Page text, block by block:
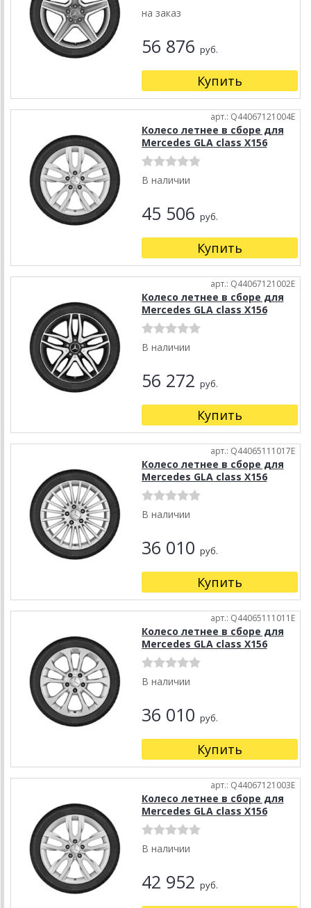
на заказ
56 876 руб.
Купить
арт.: Q44067121004E
Колесо летнее в сборе для
Mercedes GLA class X156
В наличии
45 506 руб.
Купить
арт.: Q44067121002E
Колесо летнее в сборе для
Mercedes GLA class X156
В наличии
56 272 руб.
Купить
арт.: Q44065111017E
Колесо летнее в сборе для
Mercedes GLA class X156
В наличии
36 010 руб.
Купить
арт.: Q44065111011E
Колесо летнее в сборе для
Mercedes GLA class X156
В наличии
36 010 руб.
Купить
арт.: Q44067121003E
Колесо летнее в сборе для
Mercedes GLA class X156
В наличии
42 952 руб.